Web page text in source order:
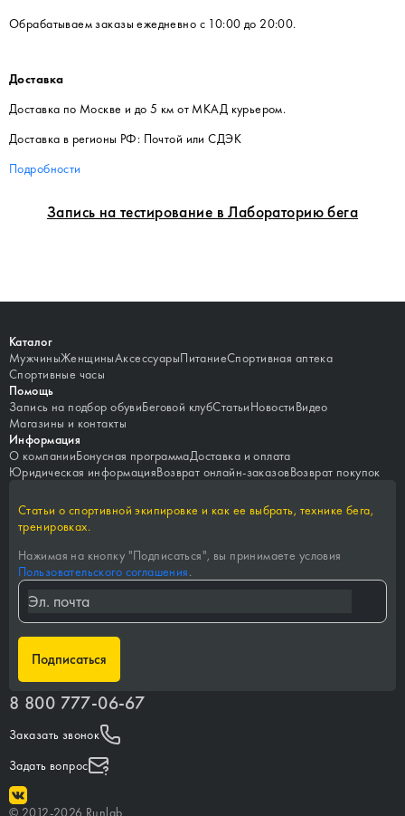
Запись на тестирование в Лабораторию бега
Обрабатываем заказы ежедневно с 10:00 до 20:00.
Доставка
Доставка по Москве и до 5 км от МКАД курьером.
Доставка в регионы РФ: Почтой или СДЭК
Подробности
Каталог
МужчиныЖенщиныАксессуарыПитаниеСпортивная аптека
Спортивные часы
Помощь
Запись на подбор обувиБеговой клубСтатьиНовостиВидео
Магазины и контакты
Информация
О компанииБонусная программаДоставка и оплата
Юридическая информацияВозврат онлайн-заказовВозврат покупок
Статьи о спортивной экипировке и как ее выбрать, технике бега,
тренировках.
Нажимая на кнопку "Подписаться", вы принимаете условия
Пользовательского соглашения.
Подписаться
8 800 777-06-67
Заказать звонок
Задать вопрос
© 2012-2026 Runlab